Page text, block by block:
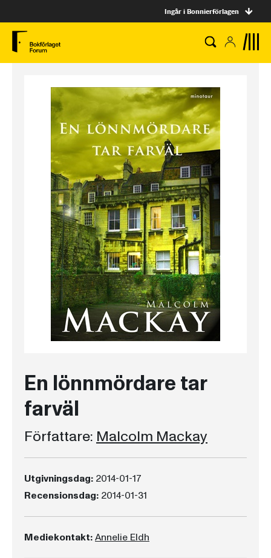
Ingår i Bonnierförlagen
En lönnmördare tar
farväl
Författare: Malcolm Mackay
Utgivningsdag: 2014-01-17
Recensionsdag: 2014-01-31
Mediekontakt:Annelie Eldh